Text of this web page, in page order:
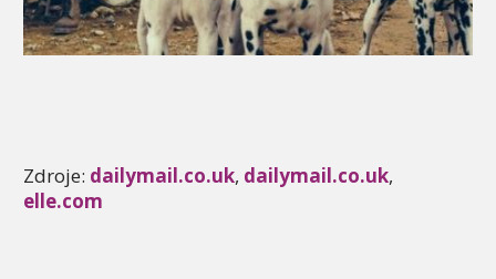
Zdroje: dailymail.co.uk, dailymail.co.uk,
elle.com